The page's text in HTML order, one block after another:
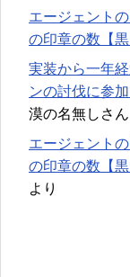
エージェント
の印章の数【
実装から一年
ンの討伐に参
漠の名無しさん
エージェント
の印章の数【
より